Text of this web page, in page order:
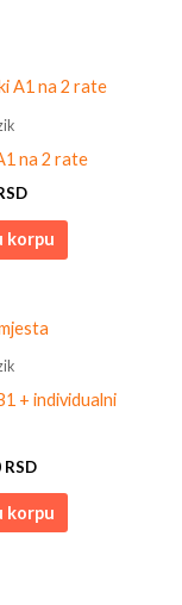
na 2 rate
korpu
+ individualni
RSD
korpu